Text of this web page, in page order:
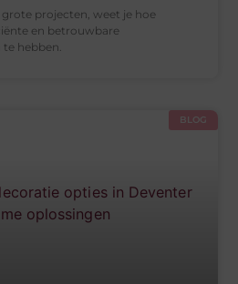
projecten, weet je hoe
en betrouwbare
hebben.
BLOG